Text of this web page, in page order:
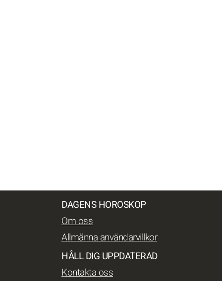
DAGENS HOROSKOP
Om oss
Allmänna användarvillkor
HÅLL DIG UPPDATERAD
Kontakta oss